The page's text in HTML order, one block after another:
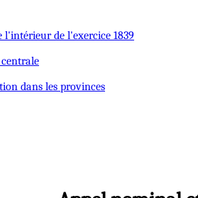
de l'exercice 1839
dans les provinces